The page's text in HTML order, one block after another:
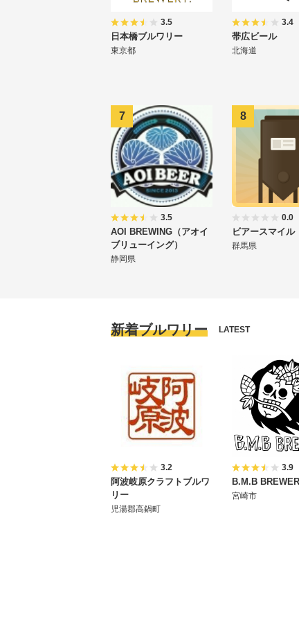
3.5
日本橋ブルワリー
東京都
3.4
帯広ビール
北海道
3.5
AOI BREWING（アオイ
ブリューイング）
静岡県
0.0
ビアースマイル
群馬県
新着ブルワリー LATEST
3.2
阿波岐原クラフトブルワ
リー
児湯郡高鍋町
3.9
B.M.B
宮崎市